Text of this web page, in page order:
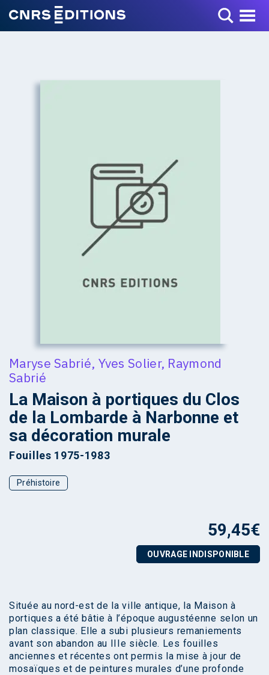
Toggle Menu
Maryse Sabrié, Yves Solier, Raymond
Sabrié
La Maison à portiques du Clos
de la Lombarde à Narbonne et
sa décoration murale
Fouilles 1975-1983
Préhistoire
59,45€
OUVRAGE INDISPONIBLE
Située au nord-est de la ville antique, la Maison à
portiques a été bâtie à l’époque augustéenne selon un
plan classique. Elle a subi plusieurs remaniements
avant son abandon au IIIe siècle. Les fouilles
anciennes et récentes ont permis la mise à jour de
mosaïques et de peintures murales d’une profonde